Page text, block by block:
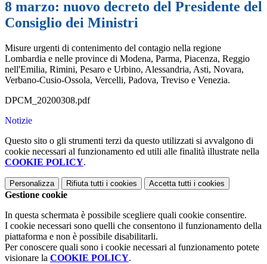
8 marzo: nuovo decreto del Presidente del
Consiglio dei Ministri
Misure urgenti di contenimento del contagio nella regione
Lombardia e nelle province di Modena, Parma, Piacenza, Reggio
nell'Emilia, Rimini, Pesaro e Urbino, Alessandria, Asti, Novara,
Verbano-Cusio-Ossola, Vercelli, Padova, Treviso e Venezia.
DPCM_20200308.pdf
Notizie
Questo sito o gli strumenti terzi da questo utilizzati si avvalgono di
cookie necessari al funzionamento ed utili alle finalità illustrate nella
COOKIE POLICY.
Personalizza Rifiuta tutti i cookies Accetta tutti i cookies
Gestione cookie
In questa schermata è possibile scegliere quali cookie consentire.
I cookie necessari sono quelli che consentono il funzionamento della
piattaforma e non è possibile disabilitarli.
Per conoscere quali sono i cookie necessari al funzionamento potete
visionare la COOKIE POLICY.